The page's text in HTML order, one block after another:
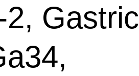
Gastric